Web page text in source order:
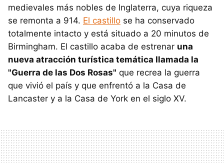
medievales más nobles de Inglaterra, cuya riqueza
se remonta a 914. El castillo se ha conservado
totalmente intacto y está situado a 20 minutos de
Birmingham. El castillo acaba de estrenar una
nueva atracción turística temática llamada la
"Guerra de las Dos Rosas" que recrea la guerra
que vivió el país y que enfrentó a la Casa de
Lancaster y a la Casa de York en el siglo XV.